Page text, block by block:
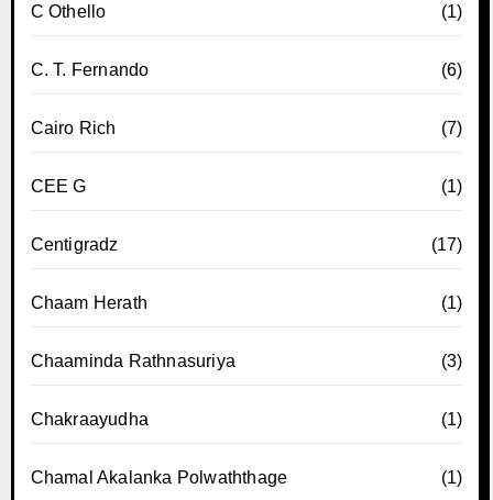
C Othello (1)
C. T. Fernando (6)
Cairo Rich (7)
CEE G (1)
Centigradz (17)
Chaam Herath (1)
Chaaminda Rathnasuriya (3)
Chakraayudha (1)
Chamal Akalanka Polwaththage (1)